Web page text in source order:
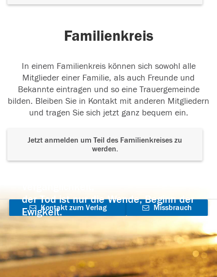
Familienkreis
In einem Familienkreis können sich sowohl alle
Mitglieder einer Familie, als auch Freunde und
Bekannte eintragen und so eine Trauergemeinde
bilden. Bleiben Sie in Kontakt mit anderen Mitgliedern
und tragen Sie sich jetzt ganz bequem ein.
Jetzt anmelden um Teil des Familienkreises zu
werden.
der Tod ist nur die Wende, Beginn der
Ewigkeit.
Kontakt zum Verlag
aufnehmen
Missbrauch